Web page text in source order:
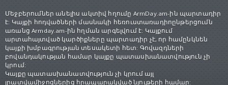
Մեջբերումներ անելիս ակտիվ հղումը ArmDay.am-ին պարտադիր
է: Կայքի հոդվածների մասնակի հեռուստառադիոընթերցումն
առանց Armday.am-ին հղման արգելվում է: Կայքում
արտահայտված կարծիքները պարտադիր չէ, որ համընկնեն
կայքի խմբագրության տեսակետի հետ: Գովազդների
բովանդակության համար կայքը պատասխանատվություն չի
կրում:
Կայքը պատասխանատվություն չի կրում այլ
լրատվամիջոցներից հրապարակված նյութերի համար: